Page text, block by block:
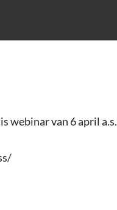
webinar van 6 april